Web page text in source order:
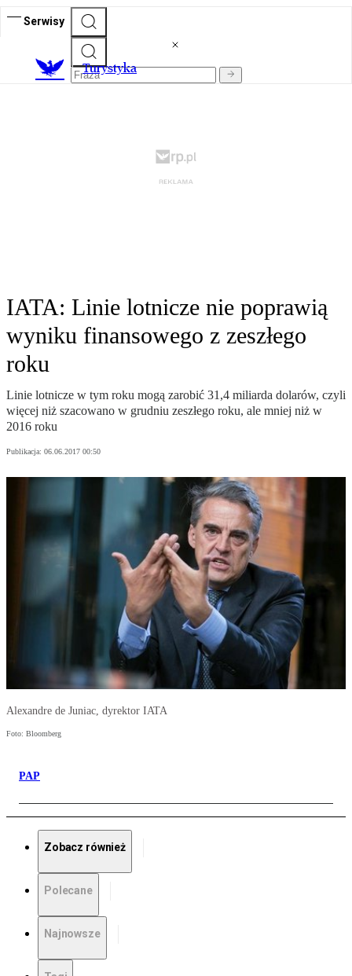
Serwisy
Turystyka
IATA: Linie lotnicze nie poprawią
wyniku finansowego z zeszłego
roku
Linie lotnicze w tym roku mogą zarobić 31,4 miliarda dolarów, czyli
więcej niż szacowano w grudniu zeszłego roku, ale mniej niż w
2016 roku
Publikacja: 06.06.2017 00:50
Alexandre de Juniac, dyrektor IATA
Foto: Bloomberg
PAP
Zobacz również
Polecane
Najnowsze